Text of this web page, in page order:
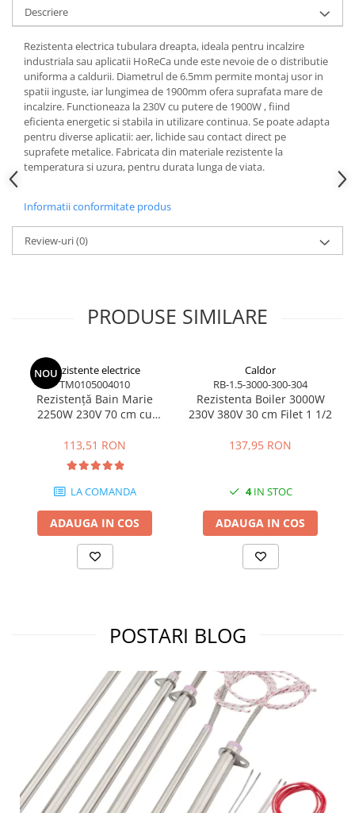
Aparate de sudura plastic cu aer
cald
Accesorii
Duze sudura plastic cu aer cald
BAK si Herz
Unelte de mana
Cutie metalica de transport
Echipamente electrice și
automatizări
Conectori prize cabluri
Conectori industriali
Control și automatizare
Comutator și senzor
Ventilatoare (FAN) industriale
Unități de condiționare matrițe
(TCU)
Piese & accesorii
Componente electrice
Cabluri de alimentare
Garnitură
Senzori de presiune și debit
Masina de injectie mase plastice
Aplicatii ale rezistentelor electrice
Pentru HoReCa (hoteluri,
restaurante, cafenele)
Pentru industria materialelor
Pentru prelucrarea metalelor
Rezistențe pentru aer și gaze
Rezistențe pentru aparate casnice
Rezistențe pentru echipamente de
laborator
Descriere
Rezistenta electrica tubulara dreapta, ideala pentru incalzire
industriala sau aplicatii HoReCa unde este nevoie de o distributie
uniforma a caldurii. Diametrul de 6.5mm permite montaj usor in
spatii inguste, iar lungimea de 1900mm ofera suprafata mare de
incalzire. Functioneaza la 230V cu putere de 1900W , fiind
eficienta energetic si stabila in utilizare continua. Se poate adapta
pentru diverse aplicatii: aer, lichide sau contact direct pe
suprafete metalice. Fabricata din materiale rezistente la
temperatura si uzura, pentru durata lunga de viata.
Informatii conformitate produs
Review-uri(0)
PRODUSE SIMILARE
NOURezistente electrice
TM0105004010
Rezistență Bain Marie
2250W 230V 70 cm cu
113,51 RON
LA COMANDA
ADAUGA IN COS
Caldor
RB-1.5-3000-300-304
Rezistenta Boiler 3000W
230V 380V 30 cm Filet 1 1/2
137,95 RON
4IN STOC
ADAUGA IN COS
POSTARI BLOG